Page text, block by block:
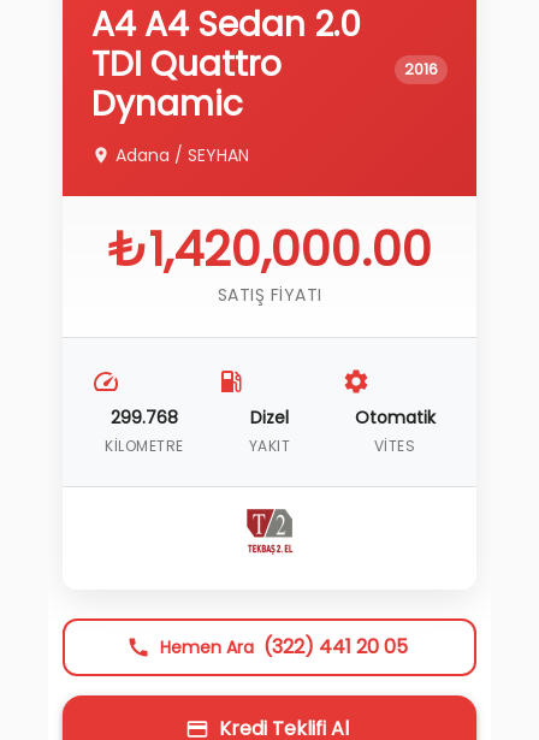
A4A4 Sedan 2.0
TDI Quattro
Dynamic
2016
Adana / SEYHAN
₺1,420,000.00
SATIŞ FIYATI
299.768
KILOMETRE
Dizel
YAKIT
Otomatik
VITES
Hemen Ara (322) 441 20 05
Kredi Teklifi Al